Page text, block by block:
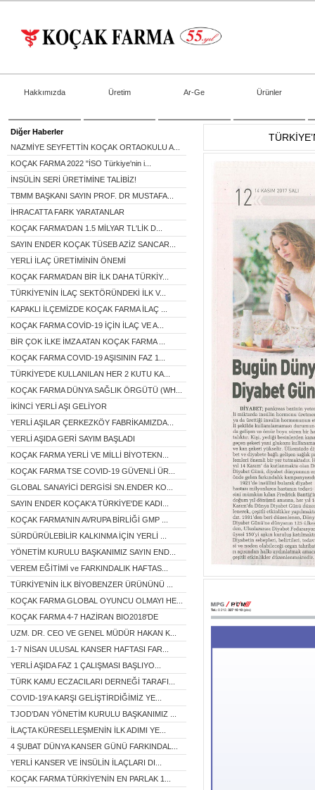
Hakkımızda Üretim Ar-Ge Ürünler
Diğer Haberler
NAZMİYE SEYFETTİN KOÇAK ORTAOKULU A...
KOÇAK FARMA 2022 "İSO Türkiye'nin i...
İNSÜLİN SERİ ÜRETİMİNE TALİBİZ!
TBMM BAŞKANI SAYIN PROF. DR MUSTAFA...
İHRACATTA FARK YARATANLAR
KOÇAK FARMA'DAN 1.5 MİLYAR TL'LİK D...
SAYIN ENDER KOÇAK TÜSEB AZİZ SANCAR...
YERLİ İLAÇ ÜRETİMİNİN ÖNEMİ
KOÇAK FARMA’DAN BİR İLK DAHA TÜRKİY...
TÜRKİYE’NİN İLAÇ SEKTÖRÜNDEKİ İLK V...
KAPAKLI İLÇEMİZDE KOÇAK FARMA İLAÇ ...
KOÇAK FARMA COVİD-19 İÇİN İLAÇ VE A...
BİR ÇOK İLKE İMZA ATAN KOÇAK FARMA ...
KOÇAK FARMA COVID-19 AŞISININ FAZ 1...
TÜRKİYE'DE KULLANILAN HER 2 KUTU KA...
KOÇAK FARMA DÜNYA SAĞLIK ÖRGÜTÜ (WH...
İKİNCİ YERLİ AŞI GELİYOR
YERLİ AŞILAR ÇERKEZKÖY FABRİKAMIZDA...
YERLİ AŞIDA GERİ SAYIM BAŞLADI
KOÇAK FARMA YERLİ VE MİLLİ BİYOTEKN...
KOÇAK FARMA TSE COVID-19 GÜVENLİ ÜR...
GLOBAL SANAYİCİ DERGİSİ SN.ENDER KO...
SAYIN ENDER KOÇAK'A TÜRKİYE'DE KADI...
KOÇAK FARMA'NIN AVRUPA BİRLİĞİ GMP ...
SÜRDÜRÜLEBİLİR KALKINMA İÇİN YERLİ ...
YÖNETİM KURULU BAŞKANIMIZ SAYIN END...
VEREM EĞİTİMİ ve FARKINDALIK HAFTAS...
TÜRKİYE'NİN İLK BİYOBENZER ÜRÜNÜNÜ ...
KOÇAK FARMA GLOBAL OYUNCU OLMAYI HE...
KOÇAK FARMA 4-7 HAZİRAN BIO2018'DE
UZM. DR. CEO VE GENEL MÜDÜR HAKAN K...
1-7 NİSAN ULUSAL KANSER HAFTASI FAR...
YERLİ AŞIDA FAZ 1 ÇALIŞMASI BAŞLIYO...
TÜRK KAMU ECZACILARI DERNEĞİ TARAFI...
COVID-19'A KARŞI GELİŞTİRDİĞİMİZ YE...
TJOD’DAN YÖNETİM KURULU BAŞKANIMIZ ...
İLAÇTA KÜRESELLEŞMENİN İLK ADIMI YE...
4 ŞUBAT DÜNYA KANSER GÜNÜ FARKINDAL...
YERLİ KANSER VE İNSÜLİN İLAÇLARI DI...
KOÇAK FARMA TÜRKİYE'NİN EN PARLAK 1...